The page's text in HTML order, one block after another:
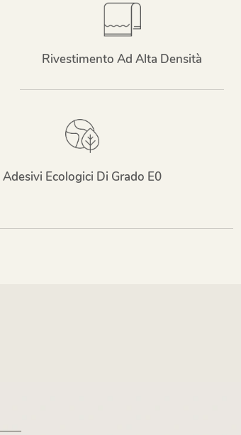
Rivestimento Ad Alta Densità
Adesivi Ecologici Di Grado E0